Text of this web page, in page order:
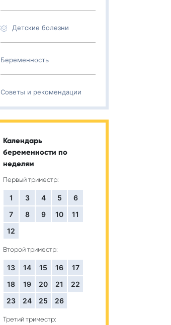
Детские болезни
Беременность
Советы и рекомендации
Календарь
беременности по
неделям
Первый триместр:
1 3 4 5
6
7
8 9 10
11
12
Второй триместр:
13 14 15 16
17
18
19 20 21
22
23
24 25 26
Третий триместр: